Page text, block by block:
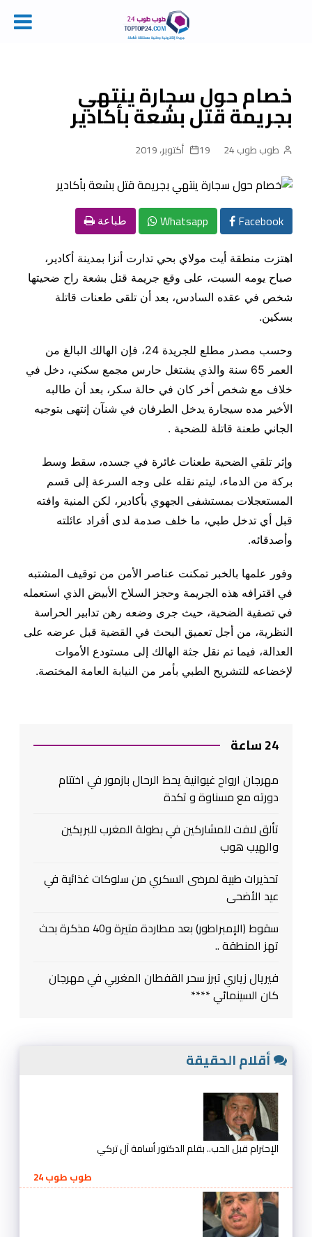
contentخصام حول سجارة ينتهي
بجريمة قتل بشعة بأكادير
طوب طوب 24 19 أكتوبر، 2019
Facebook
Whatsapp طباعة
اهتزت منطقة أيت مولاي بحي تدارت أنزا بمدينة أكادير،
صباح يومه السبت، على وقع جريمة قتل بشعة راح ضحيتها
شخص في عقده السادس، بعد أن تلقى طعنات قاتلة
بسكين.
وحسب مصدر مطلع للجريدة 24، فإن الهالك البالغ من
العمر 65 سنة والذي يشتغل حارس مجمع سكني، دخل في
خلاف مع شخص أخر كان في حالة سكر، بعد أن طالبه
الأخير مده سيجارة يدخل الطرفان في شنآن إنتهى بتوجيه
الجاني طعنة قاتلة للضحية .
وإثر تلقي الضحية طعنات غائرة في جسده، سقط وسط
بركة من الدماء، ليتم نقله على وجه السرعة إلى قسم
المستعجلات بمستشفى الجهوي بأكادير، لكن المنية وافته
قبل أي تدخل طبي، ما خلف صدمة لدى أفراد عائلته
وأصدقائه.
وفور علمها بالخبر تمكنت عناصر الأمن من توقيف المشتبه
في اقترافه هذه الجريمة وحجز السلاح الأبيض الذي استعمله
في تصفية الضحية، حيث جرى وضعه رهن تدابير الحراسة
النظرية، من أجل تعميق البحث في القضية قبل عرضه على
العدالة، فيما تم نقل جثة الهالك إلى مستودع الأموات
لإخضاعه للتشريح الطبي بأمر من النيابة العامة المختصة.
24 ساعة
مهرجان ارواح غيوانية يحط الرحال بازمور في اختتام
دورته مع مسناوة و تكدة
تألق لافت للمشاركين في بطولة المغرب للبريكين
والهيب هوب
تحذيرات طبية لمرضى السكري من سلوكات غذائية في
عيد الأضحى
سقوط (الإمبراطور) بعد مطاردة متيرة و40 مذكرة بحث
تهز المنطقة ..
فيريال زياري تبرز سحر القفطان المغربي في مهرجان
كان السينمائي ****
أقلام الحقيقة
الإحترام قبل الحب.. بقلم الدكتور أسامة آل تركي
طوب طوب 24